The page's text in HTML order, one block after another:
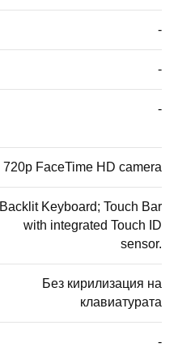
-
-
-
720p FaceTime HD camera
Backlit Keyboard; Touch Bar
with integrated Touch ID
sensor.
Без кирилизация на
клавиатурата
-